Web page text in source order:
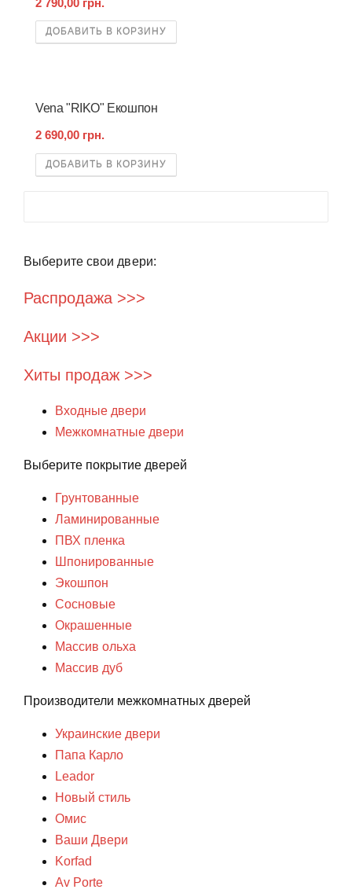
ДОБАВИТЬ В КОРЗИНУ
Vena "RIKO" Екошпон
2 690,00 грн.
ДОБАВИТЬ В КОРЗИНУ
Выберите свои двери:
Распродажа >>>
Акции >>>
Хиты продаж >>>
Входные двери
Межкомнатные двери
Выберите покрытие дверей
Грунтованные
Ламинированные
ПВХ пленка
Шпонированные
Экошпон
Сосновые
Окрашенные
Массив ольха
Массив дуб
Производители межкомнатных дверей
Украинские двери
Папа Карло
Leador
Новый стиль
Омис
Ваши Двери
Korfad
Av Porte